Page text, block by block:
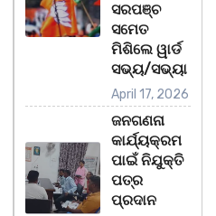
ସରପଞ୍ଚ
ସମେତ
ମିଶିଲେ ୱାର୍ଡ
ସଭ୍ୟ/ସଭ୍ୟା
April 17, 2026
ଜନଗଣନା
କାର୍ଯ୍ୟକ୍ରମ
ପାଇଁ ନିଯୁକ୍ତି
ପତ୍ର
ପ୍ରଦାନ